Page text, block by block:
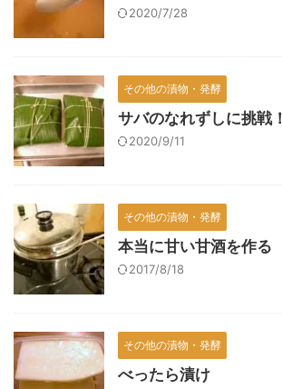
2020/7/28
その他の漬物・発酵
サバのなれずしに挑戦！
2020/9/11
その他の漬物・発酵
本当に甘い甘酒を作る
2017/8/18
その他の漬物・発酵
べったら漬け